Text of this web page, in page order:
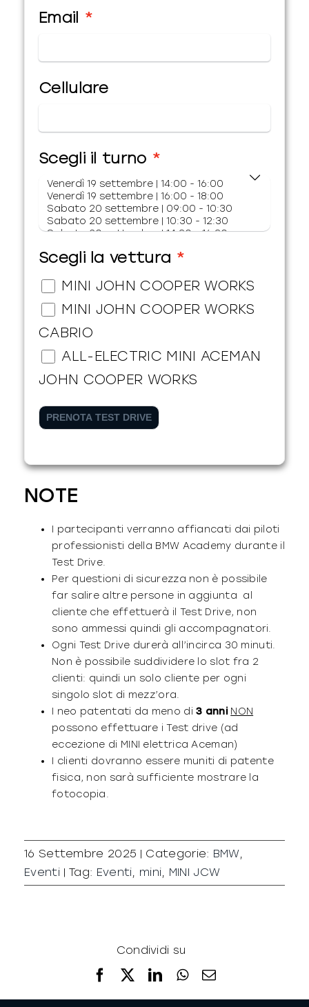
Email
Cellulare
Scegli il turno
Scegli la vettura
MINI JOHN COOPER WORKS
MINI JOHN COOPER WORKS
CABRIO
ALL-ELECTRIC MINI ACEMAN
JOHN COOPER WORKS
PRENOTA TEST DRIVE
NOTE
I partecipanti verranno affiancati dai piloti
professionisti della BMW Academy durante il
Test Drive.
Per questioni di sicurezza non è possibile
far salire altre persone in aggiunta al
cliente che effettuerà il Test Drive, non
sono ammessi quindi gli accompagnatori.
Ogni Test Drive durerà all’incirca 30 minuti.
Non è possibile suddividere lo slot fra 2
clienti: quindi un solo cliente per ogni
singolo slot di mezz’ora.
I neo patentati da meno di3 anni NON
possono effettuare i Test drive (ad
eccezione di MINI elettrica Aceman)
I clienti dovranno essere muniti di patente
fisica, non sarà sufficiente mostrare la
fotocopia.
16 Settembre 2025 | Categorie: BMW,
Eventi | Tag: Eventi mini MINI JCW
Condividi su
FacebookLinkedInWhatsApp
Email